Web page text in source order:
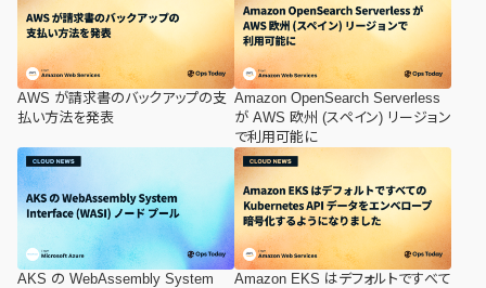
AWS が請求書のバックアップの支
払い方法を発表
Amazon OpenSearch Serverless
が AWS 欧州 (スペイン) リージョン
で利用可能に
AKS の WebAssembly System
Amazon EKS はデフォルトですべて